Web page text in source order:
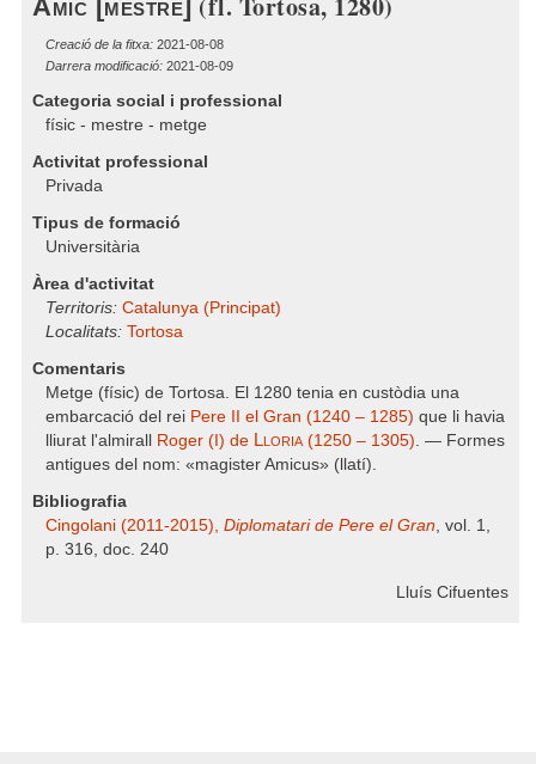
Amic [mestre]
Creació de la fitxa: 2021-08-08
Darrera modificació: 2021-08-09
Categoria social i professional
físic - mestre - metge
Activitat professional
Privada
Tipus de formació
Universitària
Àrea d'activitat
Territoris: Catalunya (Principat)
Localitats: Tortosa
Comentaris
Metge (físic) de Tortosa. El 1280 tenia en custòdia una
embarcació del rei Pere II el Gran (1240 – 1285) que li havia
lliurat l'almirall
Roger (I) de Lloria(1250 – 1305). — Formes
antigues del nom: «magister Amicus» (llatí).
Bibliografia
Cingolani (2011-2015), Diplomatari de Pere el Gran, vol. 1,
p. 316, doc. 240
Lluís Cifuentes